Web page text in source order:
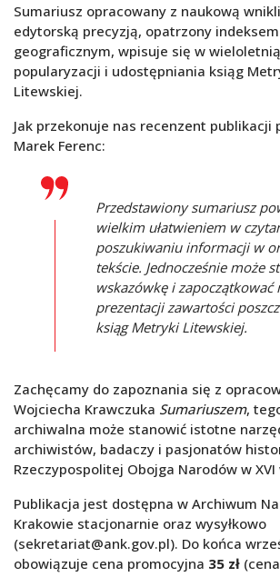
Sumariusz opracowany z naukową
edytorską precyzją, opatrzony
geograficznym, wpisuje się w
popularyzacji i udostępniania ksiąg
Litewskiej.
Jak przekonuje nas recenzent publikacji
Marek Ferenc:
Przedstawiony sumariusz
wielkim ułatwieniem w
poszukiwaniu informacji w
tekście. Jednocześnie może
wskazówkę i zapoczątkować
prezentacji zawartości
ksiąg Metryki Litewskiej.
Zachęcamy do zapoznania się z
Wojciecha Krawczuka Sumariuszem,
archiwalna może stanowić istotne
archiwistów, badaczy i pasjonatów
Rzeczypospolitej Obojga Narodów w XVI
Publikacja jest dostępna w Archiwum
Krakowie stacjonarnie oraz wysyłkowo
(sekretariat@ank.gov.pl). Do końca
obowiązuje cena promocyjna 35 zł